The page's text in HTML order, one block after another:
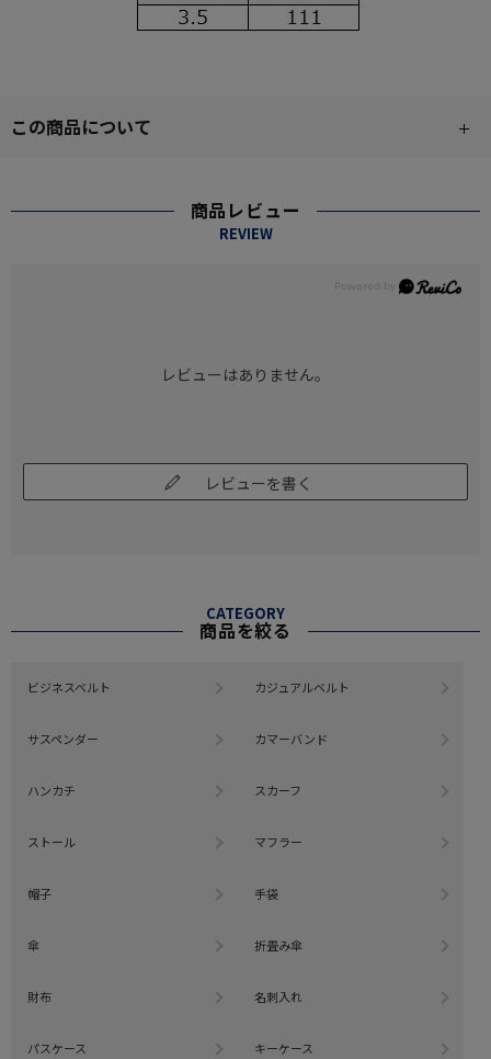
この商品について
商品レビュー
REVIEW
レビューはありません。
レビューを書く
CATEGORY
商品を絞る
ビジネスベルト カジュアルベルト
サスペンダー カマーバンド
ハンカチ スカーフ
ストール マフラー
帽子 手袋
傘 折畳み傘
財布 名刺入れ
パスケース キーケース